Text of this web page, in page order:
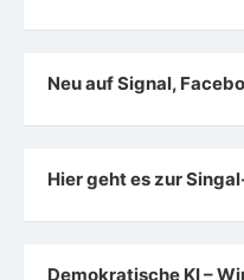
Neu auf Signal,
Hier geht es zur
Demokratische KI –